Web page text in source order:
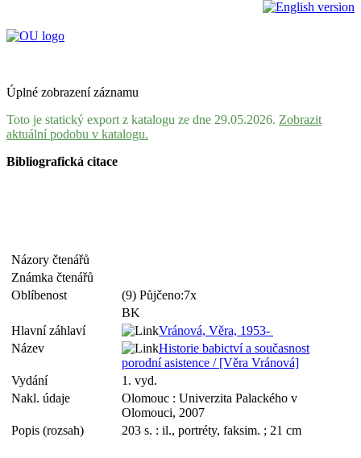
Úplné zobrazení záznamu
Toto je statický export z katalogu ze dne 29.05.2026. Zobrazit
aktuální podobu v katalogu.
Bibliografická citace
Názory čtenářů
Známka čtenářů
Oblíbenost
(9) Půjčeno:7x
BK
Hlavní záhlaví
Vránová, Věra, 1953-
Název
Historie babictví a současnost
porodní asistence / [Věra Vránová]
Vydání
1. vyd.
Nakl. údaje
Olomouc : Univerzita Palackého v
Olomouci, 2007
Popis (rozsah)
203 s. : il., portréty, faksim. ; 21 cm